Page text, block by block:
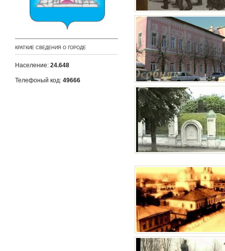
КРАТКИЕ СВЕДЕНИЯ О ГОРОДЕ
Население: 24.648
Телефоный код: 49666